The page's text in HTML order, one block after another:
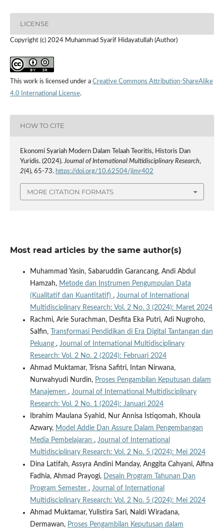
LICENSE
Copyright (c) 2024 Muhammad Syarif Hidayatullah (Author)
This work is licensed under a Creative Commons Attribution-ShareAlike
4.0 International License.
HOW TO CITE
Ekonomi Syariah Modern Dalam Telaah Teoritis, Historis Dan
Yuridis. (2024).Journal of International Multidisciplinary Research,
2(4), 65-73. https://doi.org/10.62504/jimr402
MORE CITATION FORMATS
Most read articles by the same author(s)
Muhammad Yasin, Sabaruddin Garancang, Andi Abdul
Hamzah, Metode dan Instrumen Pengumpulan Data
(Kualitatif dan Kuantitatif) , Journal of International
Multidisciplinary Research: Vol. 2 No. 3 (2024): Maret 2024
Rachmi, Arie Surachman, Desfita Eka Putri, Adi Nugroho,
Salfin,
Transformasi Pendidikan di Era Digital Tantangan dan
Peluang , Journal of International Multidisciplinary
Research: Vol. 2 No. 2 (2024): Februari 2024
Ahmad Muktamar, Trisna Safitri, Intan Nirwana,
Nurwahyudi Nurdin, Proses Pengambilan Keputusan dalam
Manajemen , Journal of International Multidisciplinary
Research: Vol. 2 No. 1 (2024): Januari 2024
Ibrahim Maulana Syahid, Nur Annisa Istiqomah, Khoula
Azwary, Model Addie Dan Assure Dalam Pengembangan
Media Pembelajaran , Journal of International
Multidisciplinary Research: Vol. 2 No. 5 (2024): Mei 2024
Dina Latifah, Assyra Andini Manday, Anggita Cahyani, Alfina
Fadhia, Ahmad Prayogi, Desain Program Tahunan Dan
Program Semester , Journal of International
Multidisciplinary Research: Vol. 2 No. 5 (2024): Mei 2024
Ahmad Muktamar, Yulistira Sari, Naldi Wiradana,
Dermawan, Proses Pengambilan Keputusan dalam